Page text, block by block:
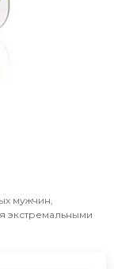
мужчин,
экстремальными